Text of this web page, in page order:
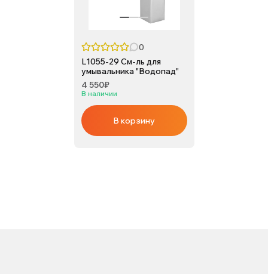
0
L1055-29 См-ль для
умывальника "Водопад"
4 550₽
В наличии
В корзину